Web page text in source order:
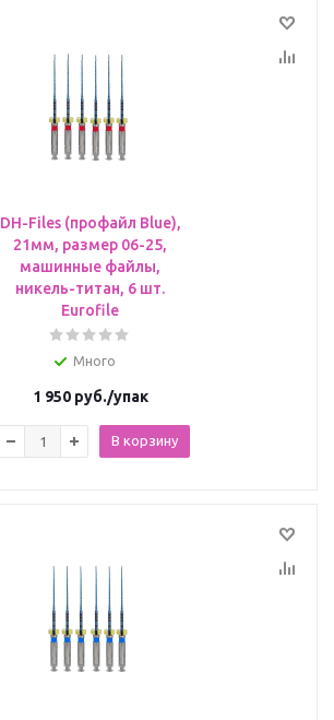
DH-Files (профайл Blue),
21мм, размер 06-25,
машинные файлы,
никель-титан, 6 шт.
Eurofile
Много
1 950руб./упак
В корзину